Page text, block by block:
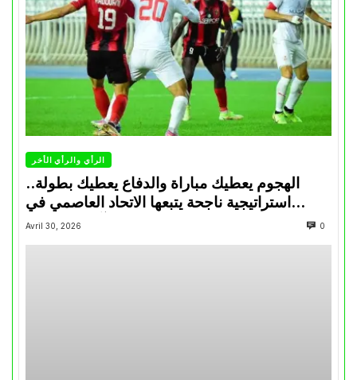
الرأي والرأي الأخر
الهجوم يعطيك مباراة والدفاع يعطيك بطولة..
استراتيجية ناجحة يتبعها الاتحاد العاصمي في
تتويجاته آخر السنوات
Avril 30, 2026 0